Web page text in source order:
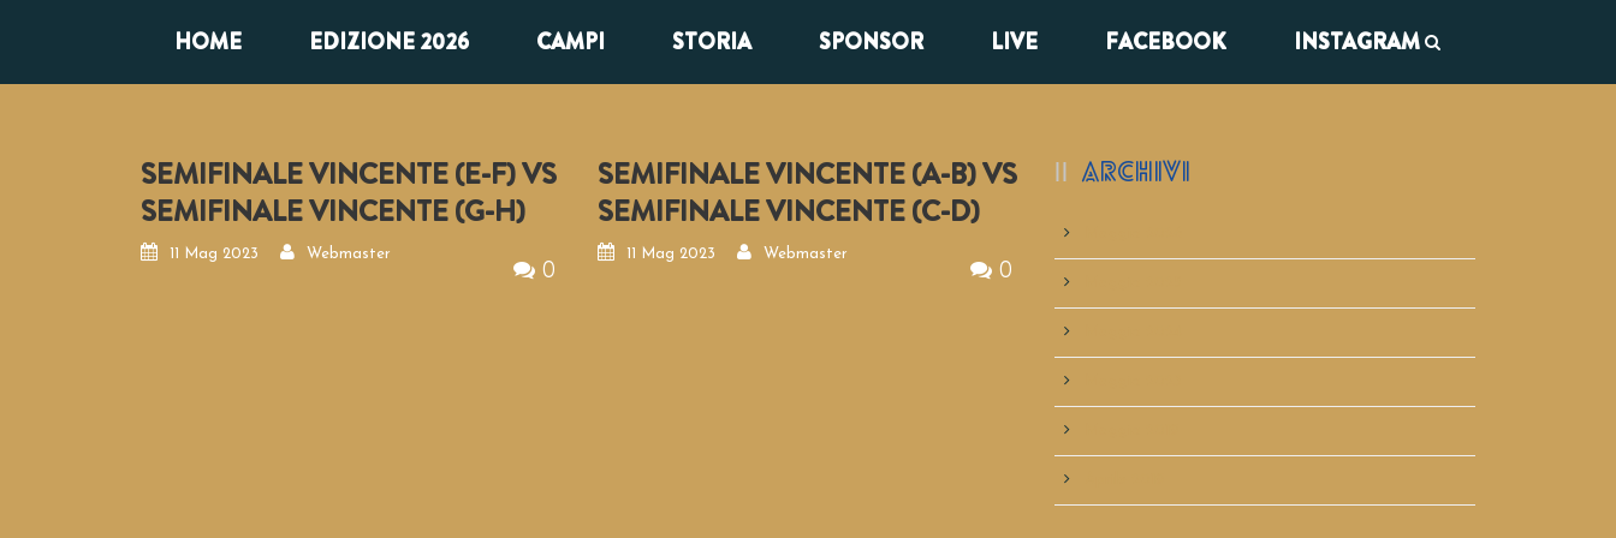
HOME EDIZIONE 2026 CAMPI STORIA SPONSOR LIVE FACEBOOK INSTAGRAM
SEMIFINALE VINCENTE (E-F) VS
SEMIFINALE VINCENTE (G-H)
11 Mag 2023 Webmaster
0
SEMIFINALE VINCENTE (A-B) VS
SEMIFINALE VINCENTE (C-D)
11 Mag 2023 Webmaster
0
ARCHIVI